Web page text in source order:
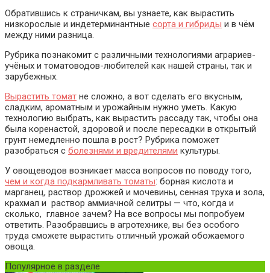
Обратившись к страничкам, вы узнаете, как вырастить
низкорослые и индетерминантные сорта и гибриды и в чём
между ними разница.
Рубрика познакомит с различными технологиями аграриев-
учёных и томатоводов-любителей как нашей страны, так и
зарубежных.
Вырастить томат не сложно, а вот сделать его вкусным,
сладким, ароматным и урожайным нужно уметь. Какую
технологию выбрать, как вырастить рассаду так, чтобы она
была коренастой, здоровой и после пересадки в открытый
грунт немедленно пошла в рост? Рубрика поможет
разобраться с болезнями и вредителями культуры.
У овощеводов возникает масса вопросов по поводу того,
чем и когда подкармливать томаты: борная кислота и
марганец, раствор дрожжей и мочевины, сенная труха и зола,
крахмал и раствор аммиачной селитры — что, когда и
сколько, главное зачем? На все вопросы мы попробуем
ответить. Разобравшись в агротехнике, вы без особого
труда сможете вырастить отличный урожай обожаемого
овоща.
Популярное в разделе